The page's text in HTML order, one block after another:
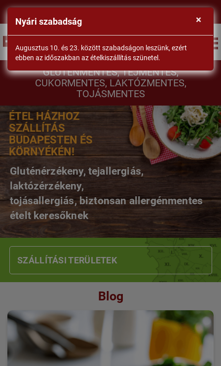
DrSéf
GLUTÉNMENTES, TEJMENTES,
CUKORMENTES, LAKTÓZMENTES,
TOJÁSMENTES
ÉTEL HÁZHOZ
SZÁLLÍTÁS
BUDAPESTEN ÉS
KÖRNYÉKÉN!
Gluténérzékeny, tejallergiás,
laktózérzékeny,
tojásallergiás, biztonsan allergénmentes
ételt keresőknek
SZÁLLÍTÁSI TERÜLETEK
Blog
×
Nyári szabadság
Augusztus 10. és 23. között szabadságon leszünk, ezért
ebben az időszakban az ételkiszállítás szünetel.